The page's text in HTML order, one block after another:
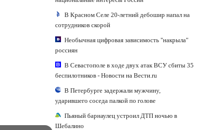
В Красном Селе 20-летний дебошир напал на
сотрудников скорой
Необычная цифровая зависимость "накрыла"
россиян
В Севастополе в ходе двух атак ВСУ сбиты 35
беспилотников - Новости на Вести.ru
В Петербурге задержали мужчину,
ударившего соседа палкой по голове
Пьяный барнаулец устроил ДТП ночью в
Шебалино